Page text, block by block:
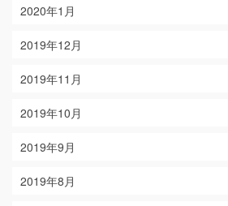
2020年1月
2019年12月
2019年11月
2019年10月
2019年9月
2019年8月